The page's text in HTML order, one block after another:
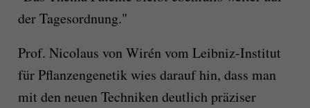
der Tagesordnung."
Prof. Nicolaus von Wirén vom Leibniz-Institut
für Pflanzengenetik wies darauf hin, dass man
mit den neuen Techniken deutlich präziser